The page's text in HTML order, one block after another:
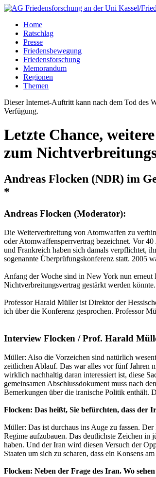
Home
Ratschlag
Presse
Friedensbewegung
Friedensforschung
Memorandum
Regionen
Themen
Dieser Internet-Auftritt kann nach dem Tod des
Verfügung.
Letzte Chance,
zum
Andreas Flocken (NDR) im
*
Andreas Flocken (Moderator):
Die Weiterverbreitung von Atomwaffen zu
oder Atomwaffensperrvertrag bezeichnet. Vor
und Frankreich haben sich damals verpflichtet,
sogenannte Überprüfungskonferenz statt. 2005
Anfang der Woche sind in New York nun
Nichtverbreitungsvertrag gestärkt werden könnte.
Professor Harald Müller ist Direktor der
ich über die Konferenz gesprochen. Professor
Interview Flocken / Prof. Harald
Müller: Also die Vorzeichen sind natürlich
zeitlichen Ablauf. Das war alles vor fünf Jahren
wirklich nachhaltig daran interessiert ist, diese
gemeinsamen Abschlussdokument muss nach
Bemerkungen über die iranische Politik enthält.
Flocken: Das heißt, Sie befürchten, dass der
Müller: Das ist durchaus ins Auge zu fassen.
Regime aufzubauen. Das deutlichste Zeichen in
haben. Und der Iran wird diesen Versuch der
Staaten um sich zu scharen, dass ein Konsens
Flocken: Neben der Frage des Iran. Wo